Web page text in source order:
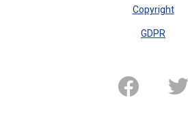
Copyright
GDPR